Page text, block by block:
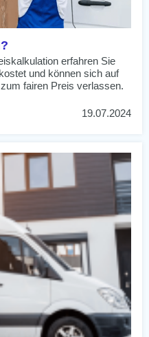
erfahren Sie
und können sich auf
fairen Preis verlassen.
19.07.2024